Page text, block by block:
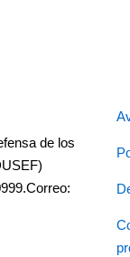
de los